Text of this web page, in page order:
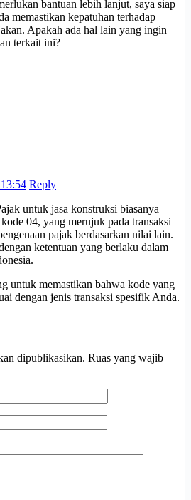
bantuan lebih lanjut, saya siap
memastikan kepatuhan terhadap
Apakah ada hal lain yang ingin
terkait ini?
Reply
untuk jasa konstruksi biasanya
04, yang merujuk pada transaksi
pajak berdasarkan nilai lain.
ketentuan yang berlaku dalam
untuk memastikan bahwa kode yang
dengan jenis transaksi spesifik Anda.
dipublikasikan. Ruas yang wajib